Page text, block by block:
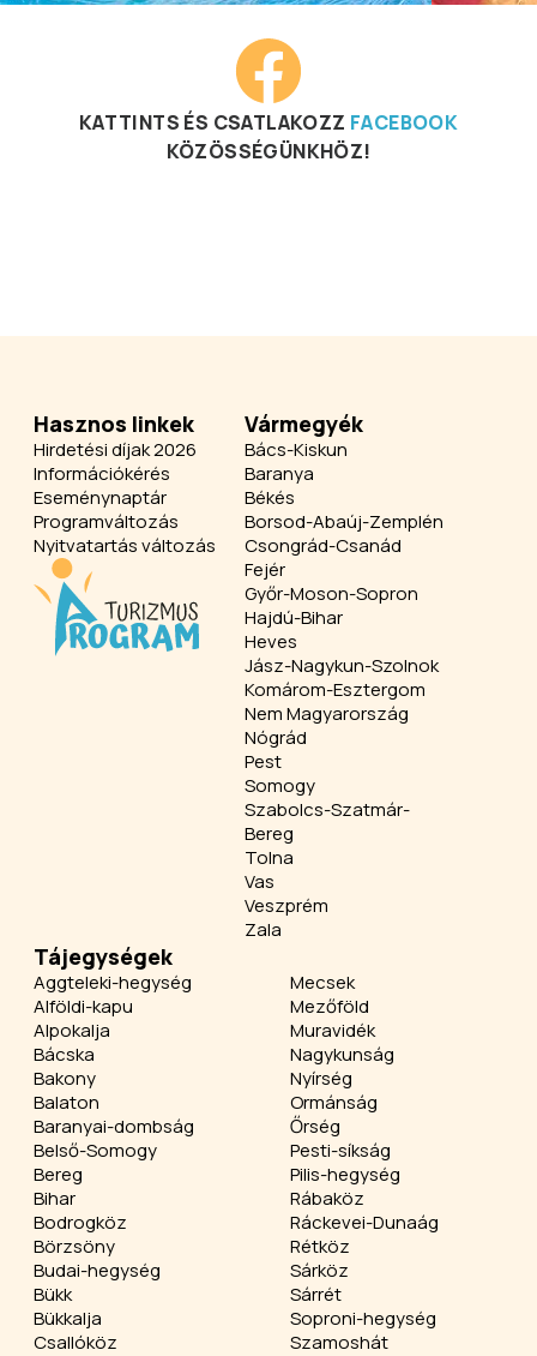
KATTINTS ÉS CSATLAKOZZ FACEBOOK
KÖZÖSSÉGÜNKHÖZ!
Hasznos linkek
Hirdetési díjak 2026
Információkérés
Eseménynaptár
Programváltozás
Nyitvatartás változás
Vármegyék
Bács-Kiskun
Baranya
Békés
Borsod-Abaúj-Zemplén
Csongrád-Csanád
Fejér
Győr-Moson-Sopron
Hajdú-Bihar
Heves
Jász-Nagykun-Szolnok
Komárom-Esztergom
Nem Magyarország
Nógrád
Pest
Somogy
Szabolcs-Szatmár-
Bereg
Tolna
Vas
Veszprém
Zala
Tájegységek
Aggteleki-hegység
Alföldi-kapu
Alpokalja
Bácska
Bakony
Balaton
Baranyai-dombság
Belső-Somogy
Bereg
Bihar
Bodrogköz
Börzsöny
Budai-hegység
Bükk
Bükkalja
Csallóköz
Mecsek
Mezőföld
Muravidék
Nagykunság
Nyírség
Ormánság
Őrség
Pesti-síkság
Pilis-hegység
Rábaköz
Ráckevei-Dunaág
Rétköz
Sárköz
Sárrét
Soproni-hegység
Szamoshát